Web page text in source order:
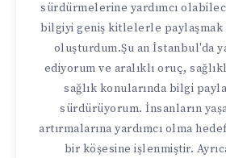
sürdürmelerine yardımcı
bilgiyi geniş kitlelerle
oluşturdum.Şu an İstanbul'da
ediyorum ve aralıklı oruç,
sağlık konularında bilgi
sürdürüyorum. İnsanların
artırmalarına yardımcı olma
bir köşesine işlenmiştir.